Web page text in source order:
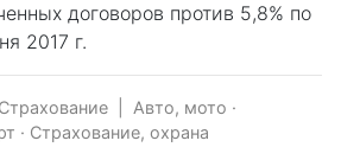
договоров против 5,8% по
2017 г.
Авто, мото ·
· Страхование, охрана